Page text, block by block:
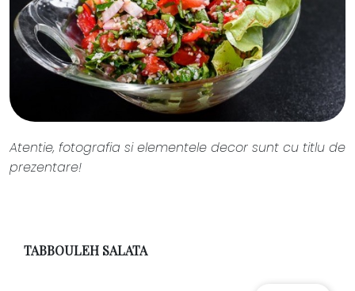
Atentie, fotografia si elementele decor sunt cu titlu de
prezentare!
TABBOULEH SALATA